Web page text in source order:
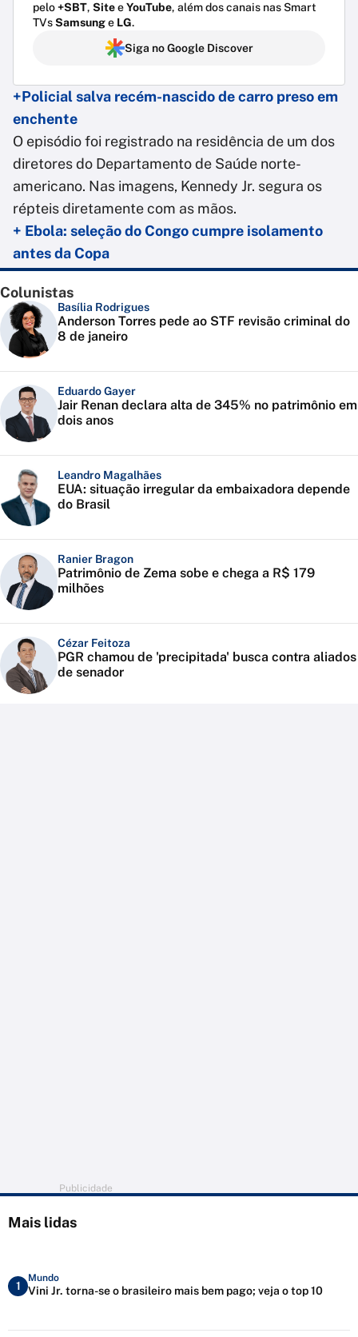
pelo+SBT, SiteeYouTube, além dos canais nas Smart
TVsSamsunge LG.
Siga no Google Discover
+Policial salva recém-nascido de carro preso em
enchente
O episódio foi registrado na residência de um dos
diretores do Departamento de Saúde norte-
americano. Nas imagens, Kennedy Jr. segura os
répteis diretamente com as mãos.
+ Ebola: seleção do Congo cumpre isolamento
antes da Copa
Colunistas
Basília Rodrigues
Anderson Torres pede ao STF revisão criminal do
8 de janeiro
Eduardo Gayer
Jair Renan declara alta de 345% no patrimônio em
dois anos
Leandro Magalhães
EUA: situação irregular da embaixadora depende
do Brasil
Ranier Bragon
Patrimônio de Zema sobe e chega a R$ 179
milhões
Cézar Feitoza
PGR chamou de 'precipitada' busca contra aliados
de senador
Publicidade
Mais lidas
1
Mundo
Vini Jr. torna-se o brasileiro mais bem pago; veja o top 10